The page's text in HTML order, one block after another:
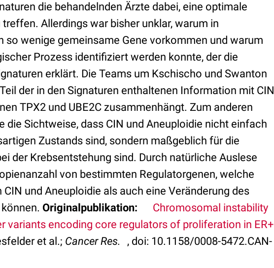
die behandelnden Ärzte dabei, eine optimale
Allerdings war bisher unklar, warum in
so wenige gemeinsame Gene vorkommen und warum
Prozess identifiziert werden konnte, der die
erklärt. Die Teams um Kschischo und Swanton
der in den Signaturen enthaltenen Information mit CIN
TPX2 und UBE2C zusammenhängt. Zum anderen
die Sichtweise, dass CIN und Aneuploidie nicht einfach
Zustands sind, sondern maßgeblich für die
der Krebsentstehung sind. Durch natürliche Auslese
von bestimmten Regulatorgenen, welche
und Aneuploidie als auch eine Veränderung des
Originalpublikation:
Chromosomal instability
variants encoding core regulators of proliferation in ER+
et al.; Cancer Res.
, doi: 10.1158/0008-5472.CAN-